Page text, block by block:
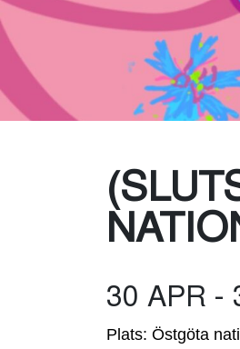
30 APR -
Plats: Östgöta